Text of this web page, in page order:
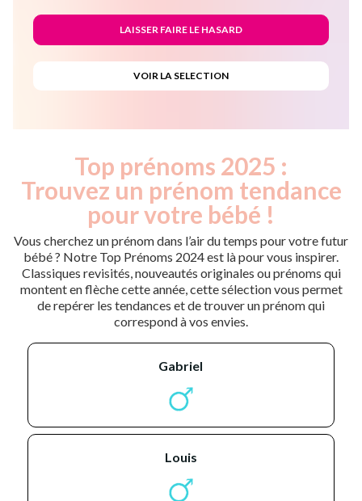
Top prénoms 2025 :
Trouvez un prénom tendance
pour votre bébé !
Vous cherchez un prénom dans l’air du temps pour votre futur
bébé ? Notre Top Prénoms 2024 est là pour vous inspirer.
Classiques revisités, nouveautés originales ou prénoms qui
montent en flèche cette année, cette sélection vous permet
de repérer les tendances et de trouver un prénom qui
correspond à vos envies.
gabriel
louis